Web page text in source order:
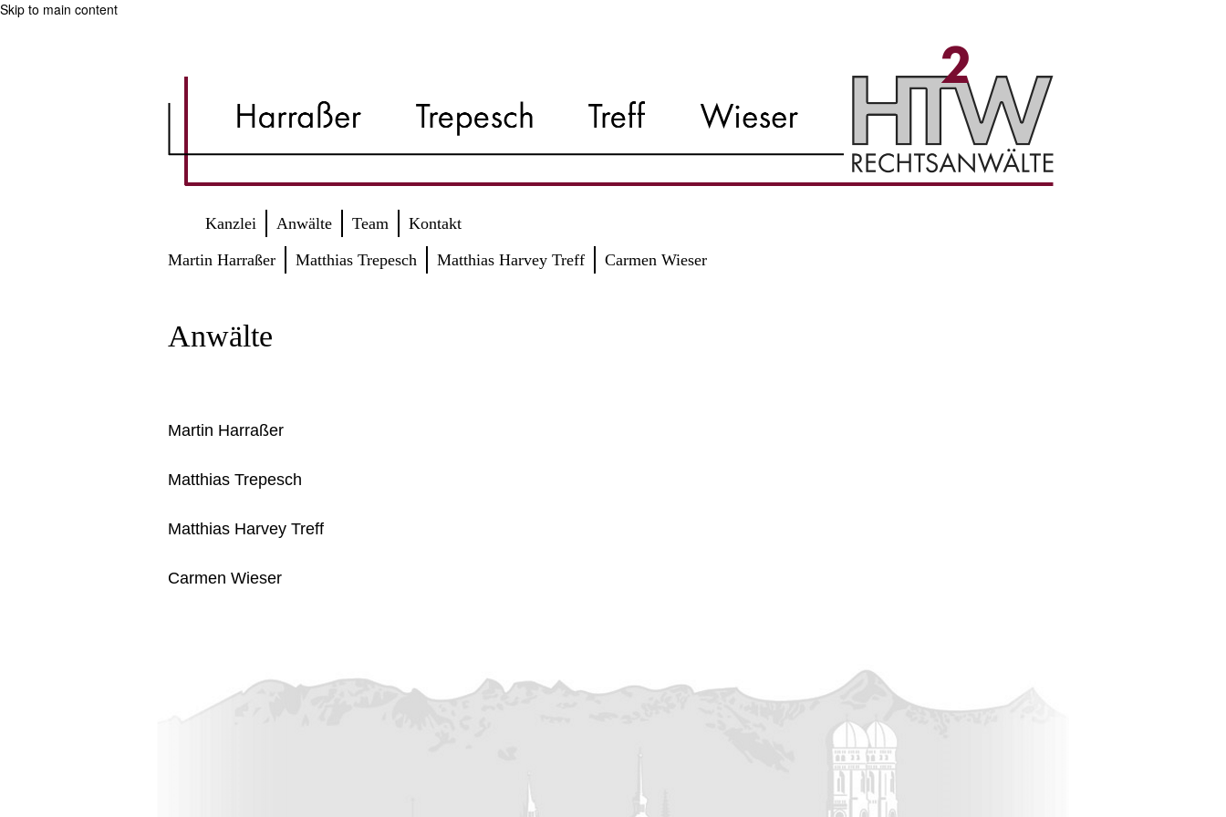
Skip to main content
Kanzlei
Anwälte
Martin Harraßer
Matthias Trepesch Matthias Harvey Treff Carmen Wieser
Team Kontakt
Anwälte
Martin Harraßer
Matthias Trepesch
Matthias Harvey Treff
Carmen Wieser